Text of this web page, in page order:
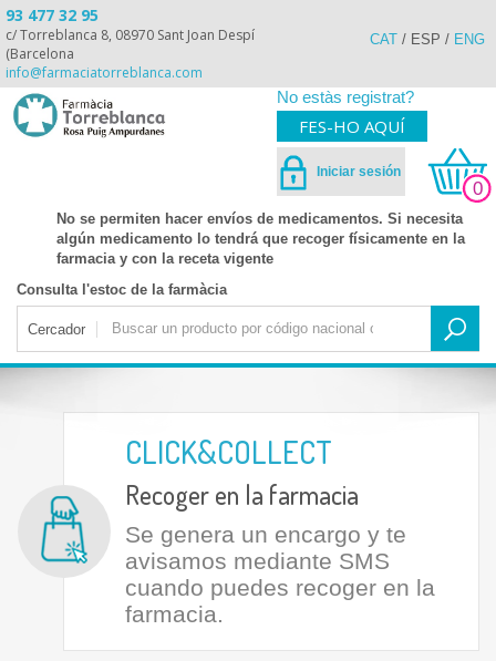
93 477 32 95
c/ Torreblanca 8, 08970 Sant Joan Despí
(Barcelona
info@farmaciatorreblanca.com
CAT / ESP / ENG
No estàs registrat?
FES-HO AQUÍ
Iniciar sesión
0
No se permiten hacer envíos de medicamentos. Si necesita
algún medicamento lo tendrá que recoger físicamente en la
farmacia y con la receta vigente
Consulta l'estoc de la farmàcia
Cercador
CLICK&COLLECT
Recoger en la farmacia
Se genera un encargo y te
avisamos mediante SMS
cuando puedes recoger en la
farmacia.